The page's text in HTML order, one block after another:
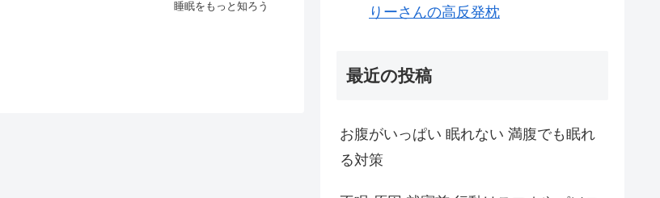
睡眠をもっと知ろう
りーさんの高反発枕
最近の投稿
お腹がいっぱい 眠れない 満腹でも眠れ
る対策